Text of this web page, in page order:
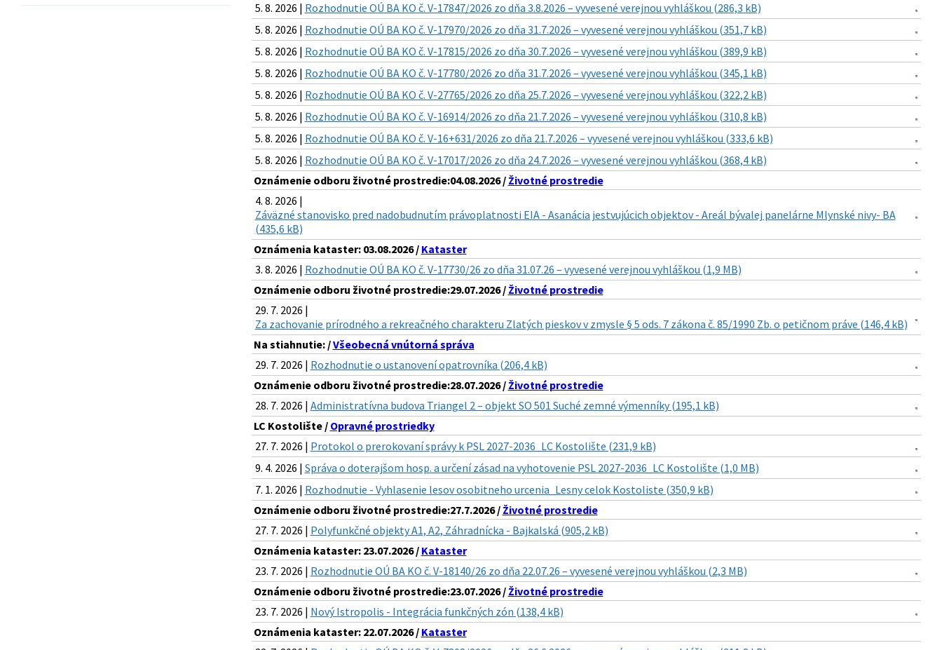
5. 8. 2026 | Rozhodnutie OÚ BA KO č. V-17847/2026 zo dňa 3.8.2026 – vyvesené verejnou vyhláškou (286,3 kB)
5. 8. 2026 | Rozhodnutie OÚ BA KO č. V-17970/2026 zo dňa 31.7.2026 – vyvesené verejnou vyhláškou (351,7 kB)
5. 8. 2026 | Rozhodnutie OÚ BA KO č. V-17815/2026 zo dňa 30.7.2026 – vyvesené verejnou vyhláškou (389,9 kB)
5. 8. 2026 | Rozhodnutie OÚ BA KO č. V-17780/2026 zo dňa 31.7.2026 – vyvesené verejnou vyhláškou (345,1 kB)
5. 8. 2026 | Rozhodnutie OÚ BA KO č. V-27765/2026 zo dňa 25.7.2026 – vyvesené verejnou vyhláškou (322,2 kB)
5. 8. 2026 | Rozhodnutie OÚ BA KO č. V-16914/2026 zo dňa 21.7.2026 – vyvesené verejnou vyhláškou (310,8 kB)
5. 8. 2026 | Rozhodnutie OÚ BA KO č. V-16+631/2026 zo dňa 21.7.2026 – vyvesené verejnou vyhláškou (333,6 kB)
5. 8. 2026 | Rozhodnutie OÚ BA KO č. V-17017/2026 zo dňa 24.7.2026 – vyvesené verejnou vyhláškou (368,4 kB)
Oznámenie odboru životné prostredie:04.08.2026 / Životné prostredie
4. 8. 2026 |
Záväzné stanovisko pred nadobudnutím právoplatnosti EIA - Asanácia jestvujúcich objektov - Areál bývalej panelárne Mlynské nivy- BA
(435,6 kB)
Oznámenia kataster: 03.08.2026 / Kataster
3. 8. 2026 | Rozhodnutie OÚ BA KO č. V-17730/26 zo dňa 31.07.26 – vyvesené verejnou vyhláškou (1,9 MB)
Oznámenie odboru životné prostredie:29.07.2026 / Životné prostredie
29. 7. 2026 |
Za zachovanie prírodného a rekreačného charakteru Zlatých pieskov v zmysle § 5 ods. 7 zákona č. 85/1990 Zb. o petičnom práve (146,4 kB)
Na stiahnutie: /Všeobecná vnútorná správa
29. 7. 2026 | Rozhodnutie o ustanovení opatrovníka (206,4 kB)
Oznámenie odboru životné prostredie:28.07.2026 / Životné prostredie
28. 7. 2026 | Administratívna budova Triangel 2 – objekt SO 501 Suché zemné výmenníky (195,1 kB)
LC Kostolište / Opravné prostriedky
27. 7. 2026 | Protokol o prerokovaní správy k PSL 2027-2036_LC Kostolište (231,9 kB)
9. 4. 2026 | Správa o doterajšom hosp. a určení zásad na vyhotovenie PSL 2027-2036_LC Kostolište (1,0 MB)
7. 1. 2026 | Rozhodnutie - Vyhlasenie lesov osobitneho urcenia_Lesny celok Kostoliste (350,9 kB)
Oznámenie odboru životné prostredie:27.7.2026 / Životné prostredie
27. 7. 2026 | Polyfunkčné objekty A1, A2, Záhradnícka - Bajkalská (905,2 kB)
Oznámenia kataster: 23.07.2026 / Kataster
23. 7. 2026 | Rozhodnutie OÚ BA KO č. V-18140/26 zo dňa 22.07.26 – vyvesené verejnou vyhláškou (2,3 MB)
Oznámenie odboru životné prostredie:23.07.2026 / Životné prostredie
23. 7. 2026 | Nový Istropolis - Integrácia funkčných zón (138,4 kB)
Oznámenia kataster: 22.07.2026 / Kataster